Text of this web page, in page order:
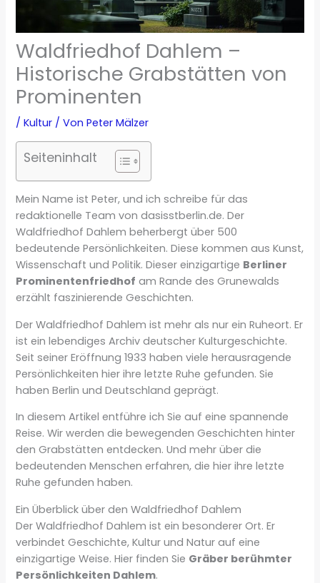
Waldfriedhof Dahlem –
Historische Grabstätten von
Prominenten
/Kultur / VonPeter Mälzer
Seiteninhalt
Mein Name ist Peter, und ich schreibe für das
redaktionelle Team von dasisstberlin.de. Der
Waldfriedhof Dahlem beherbergt über 500
bedeutende Persönlichkeiten. Diese kommen aus Kunst,
Wissenschaft und Politik. Dieser einzigartige Berliner
Prominentenfriedhof am Rande des Grunewalds
erzählt faszinierende Geschichten.
Der Waldfriedhof Dahlem ist mehr als nur ein Ruheort. Er
ist ein lebendiges Archiv deutscher Kulturgeschichte.
Seit seiner Eröffnung 1933 haben viele herausragende
Persönlichkeiten hier ihre letzte Ruhe gefunden. Sie
haben Berlin und Deutschland geprägt.
In diesem Artikel entführe ich Sie auf eine spannende
Reise. Wir werden die bewegenden Geschichten hinter
den Grabstätten entdecken. Und mehr über die
bedeutenden Menschen erfahren, die hier ihre letzte
Ruhe gefunden haben.
Ein Überblick über den Waldfriedhof Dahlem
Der Waldfriedhof Dahlem ist ein besonderer Ort. Er
verbindet Geschichte, Kultur und Natur auf eine
einzigartige Weise. Hier finden Sie Gräber berühmter
Persönlichkeiten Dahlem.